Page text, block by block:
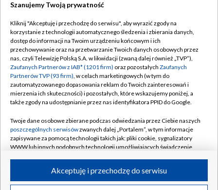
TVP
Abonament TVP
Emisja w TVP
Centrum informacji TVP
Naziemna Telewizja Cyfrowa
Rada Programowa
System NOS
Informacje o nadawcy
Program dla prasy
Regulamin TVP
Polityka prywatności
Moje zgody
Pomoc
Kontakt
Kanały
©2026 Telewizja Polska S.A. w likwidacji
Szanujemy Twoją prywatność
Kliknij "Akceptuję i przechodzę do serwisu", aby wyrazić zgody na
korzystanie z technologii automatycznego śledzenia i zbierania danych,
dostęp do informacji na Twoim urządzeniu końcowym i ich
przechowywanie oraz na przetwarzanie Twoich danych osobowych przez
nas, czyli Telewizję Polską S.A. w likwidacji (zwaną dalej również „TVP”),
Zaufanych Partnerów z IAB* (1201 firm) oraz pozostałych Zaufanych
Partnerów TVP (93 firm), w celach marketingowych (w tym do
zautomatyzowanego dopasowania reklam do Twoich zainteresowań i
mierzenia ich skuteczności) i pozostałych, które wskazujemy poniżej, a
także zgody na udostępnianie przez nas identyfikatora PPID do Google.
Twoje dane osobowe zbierane podczas odwiedzania przez Ciebie naszych
poszczególnych serwisówzwanych dalej „Portalem”, w tym informacje
zapisywane za pomocą technologii takich jak: pliki cookie, sygnalizatory
WWW lub innych podobnych technologii umożliwiających świadczenie
ruchu w Internecie.Akceptuję i przechodzę do serwisu